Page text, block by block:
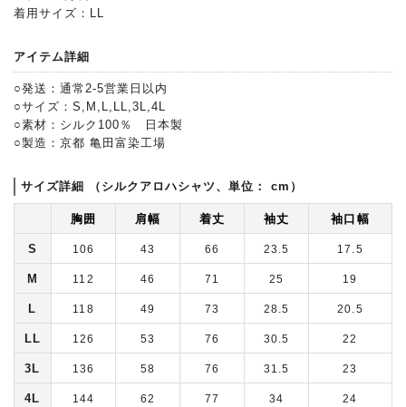
着用サイズ：LL
アイテム詳細
○発送：通常2-5営業日以内
○サイズ：S,M,L,LL,3L,4L
○素材：シルク100％ 日本製
○製造：京都 亀田富染工場
サイズ詳細 （シルクアロハシャツ、単位： cm）
胸囲 肩幅 着丈 袖丈 袖口幅
S 106 43 66 23.5 17.5
M 112 46 71 25 19
L 118 49 73 28.5 20.5
LL 126 53 76 30.5 22
3L 136 58 76 31.5 23
4L 144 62 77 34 24